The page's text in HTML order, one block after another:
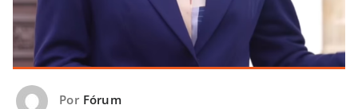
Por Fórum